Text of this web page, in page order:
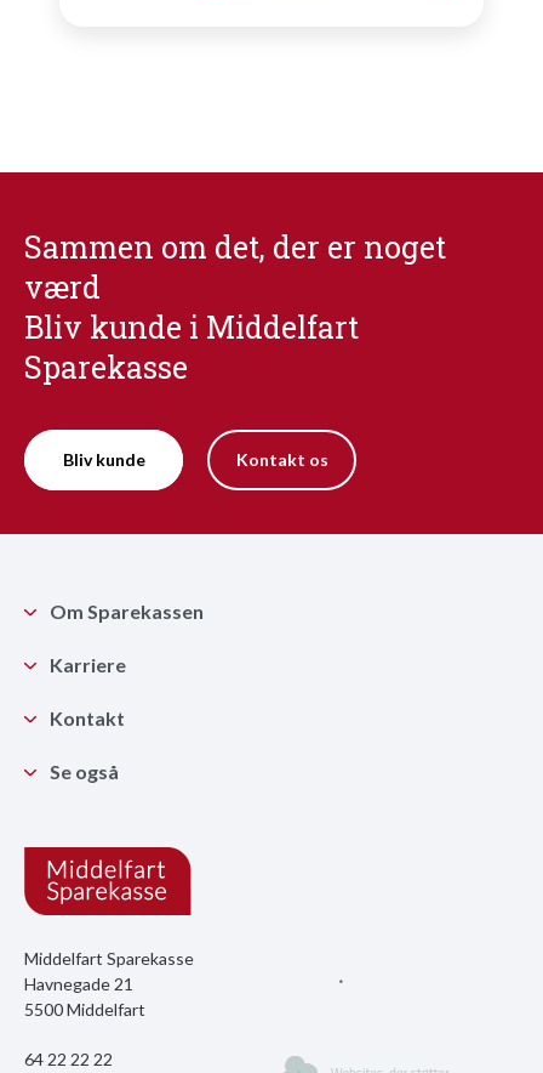
Sammen om det, der er noget
værd
Bliv kunde i Middelfart
Sparekasse
Bliv kunde Kontakt os
Middelfart Sparekasse
Havnegade 21
5500 Middelfart
64 22 22 22
Om Sparekassen
Karriere
Kontakt
Se også